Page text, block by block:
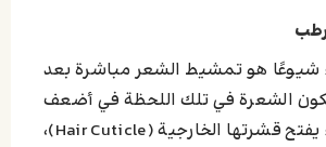
شيوعًا هو تمشيط الشعر مباشرة بعد
الشعرة في تلك اللحظة في أضعف
حالاتها لأن الماء يفتح قشرتها الخارجية (Hair Cuticle)،